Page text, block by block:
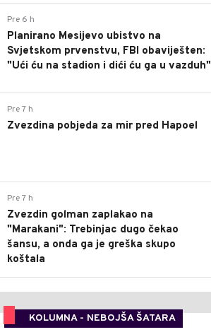
Pre 6 h
Planirano Mesijevo ubistvo na
Svjetskom prvenstvu, FBI obaviješten:
"Ući ću na stadion i dići ću ga u vazduh"
Pre 7 h
Zvezdina pobjeda za mir pred Hapoel
Pre 7 h
Zvezdin golman zaplakao na
"Marakani": Trebinjac dugo čekao
šansu, a onda ga je greška skupo
koštala
KOLUMNA - NEBOJŠA ŠATARA